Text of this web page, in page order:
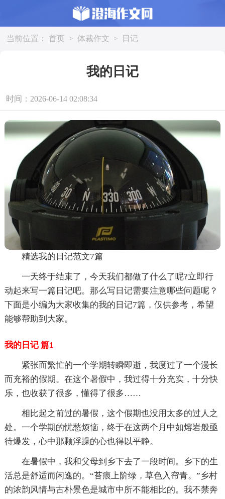
当前位置： 首页 > 体裁作文 > 日记
我的日记
时间：2026-06-14 02:08:34
精选我的日记范文7篇
一天终于结束了，今天我们都做了什么了呢?立即行
动起来写一篇日记吧。那么写日记需要注意哪些问题呢？
下面是小编为大家收集的我的日记7篇，仅供参考，希望
能够帮助到大家。
我的日记 篇1
紧张而繁忙的一个学期转瞬即逝，我度过了一个漫长
而充裕的假期。在这个暑假中，我过得十分充实，十分快
乐，也收获了很多，懂得了很多……
相比起之前过的暑假，这个假期也没用太多的过人之
处。一个学期的忧愁烦恼，终于在这两个月中如熔岩般亟
待爆发，心中那颗浮躁的心也得以平静。
在暑假中，我和父母到乡下去了一段时间。乡下的生
活总是舒适而闲逸的。“苔痕上阶绿，草色入帘青。”乡村
的浓韵风情与古朴景色是城市中所不能相比的。我不禁奔